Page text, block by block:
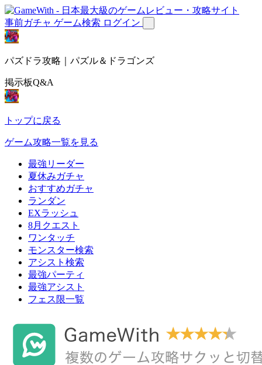
事前ガチャ ゲーム検索 ログイン
パズドラ攻略｜パズル＆ドラゴンズ
掲示板Q&A
トップに戻る
ゲーム攻略一覧を見る
最強リーダー
夏休みガチャ
おすすめガチャ
ランダン
EXラッシュ
8月クエスト
ワンタッチ
モンスター検索
アシスト検索
最強パーティ
最強アシスト
フェス限一覧